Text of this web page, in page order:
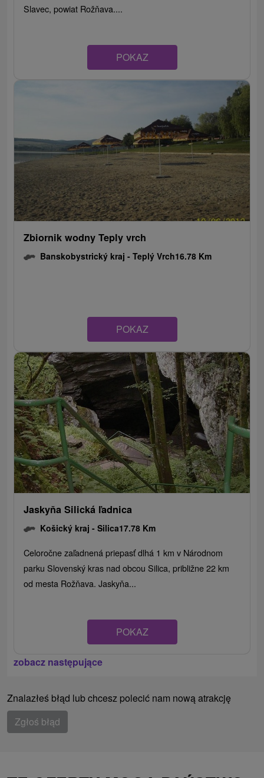
Slavec, powiat Rožňava....
POKAZ
Zbiornik wodny Teply vrch
Banskobystrický kraj -Teplý Vrch16.78 Km
POKAZ
Jaskyňa Silická ľadnica
Košický kraj -Silica17.78 Km
Celoročne zaľadnená priepasť dlhá 1 km v Národnom
parku Slovenský kras nad obcou Silica, približne 22 km
od mesta Rožňava. Jaskyňa...
POKAZ
zobacz następujące
Znalazłeś błąd lub chcesz polecić nam nową atrakcję
Zgłoś błąd